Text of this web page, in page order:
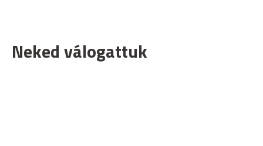
Neked válogattuk